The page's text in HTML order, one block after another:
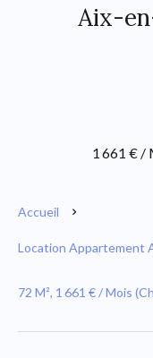
Aix-
1 661 € /
Accueil
Location Appartement
72 M², 1 661 € / Mois